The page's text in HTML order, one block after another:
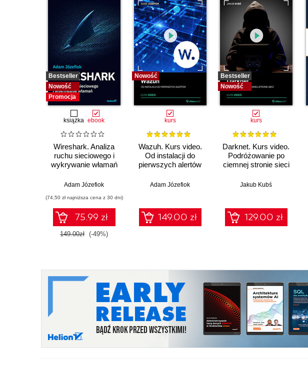
Bestseller
Nowość
Promocja
książka ebook
Wireshark. Analiza
ruchu sieciowego i
wykrywanie włamań
Adam Józefiok
(74,50 zł najniższa cena z 30 dni)
75.99 zł
149.00zł (-49%)
Nowość
kurs
Wazuh. Kurs video.
Od instalacji do
pierwszych alertów
Adam Józefiok
149.00 zł
Bestseller
Nowość
kurs
Darknet. Kurs video.
Podróżowanie po
ciemnej stronie sieci
Jakub Kubś
129.00 zł